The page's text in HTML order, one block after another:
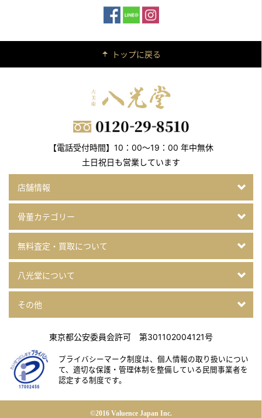
トップに戻る
【電話受付時間】10：00～19：00 年中無休
土日祝日も営業しています
店舗情報
骨董カテゴリー
無料査定・買取について
八光堂について
その他
東京都公安委員会許可 第301102004121号
プライバシーマーク制度は、個人情報の取り扱いについ
て、適切な保護・管理体制を整備している民間事業者を
認定する制度です。
©2016 Valuence Japan Inc.